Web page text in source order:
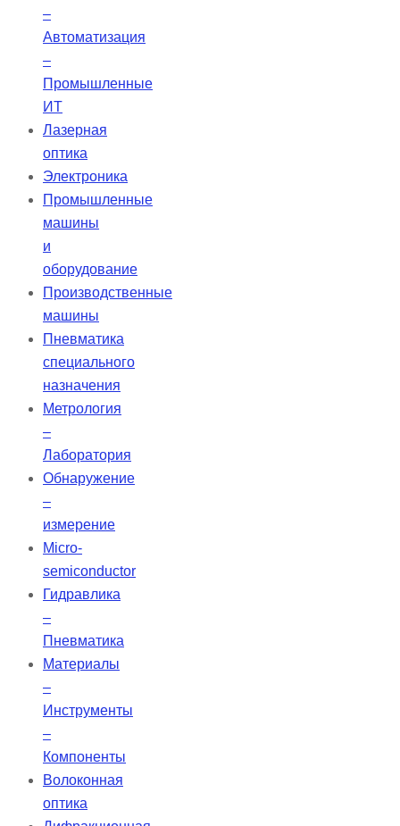
–
Автоматизация
–
Промышленные
ИТ
Лазерная
оптика
Электроника
Промышленные
машины
и
оборудование
Производственные
машины
Пневматика
специального
назначения
Метрология
–
Лаборатория
Обнаружение
–
измерение
Micro-
semiconductor
Гидравлика
–
Пневматика
Материалы
–
Инструменты
–
Компоненты
Волоконная
оптика